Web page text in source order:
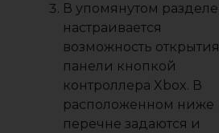
В упомянутом разделе
настраивается
возможность открытия
панели кнопкой
контроллера Xbox. В
расположенном ниже
перечне задаются и